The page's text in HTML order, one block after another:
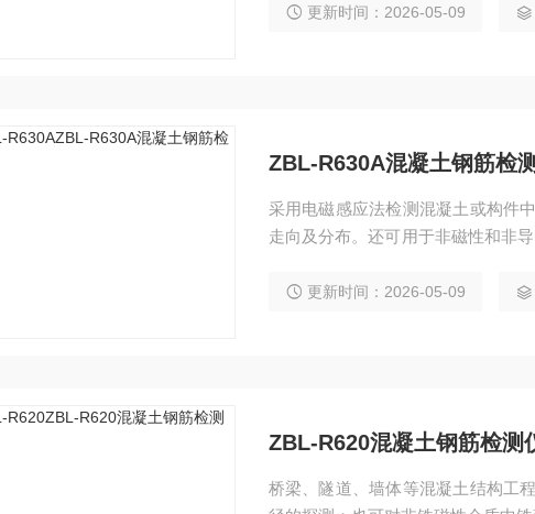
更新时间：2026-05-09
ZBL-R630A混凝土钢筋检
采用电磁感应法检测混凝土或构件
走向及分布。还可用于非磁性和非
更新时间：2026-05-09
ZBL-R620混凝土钢筋检测
桥梁、隧道、墙体等混凝土结构工